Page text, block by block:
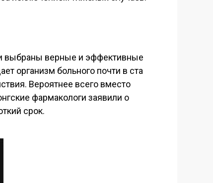
выбраны верные и эффективные
организм больного почти в ста
Вероятнее всего вместо
фармакологи заявили о
срок.